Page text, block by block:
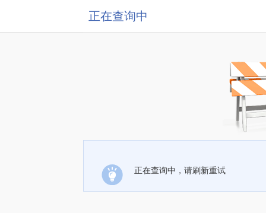
正在查询中
正在查询中，请刷新重试